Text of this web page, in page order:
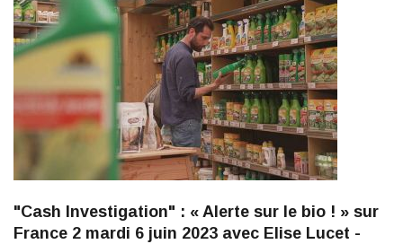
"Cash Investigation" : « Alerte sur le bio ! » sur
France 2 mardi 6 juin 2023 avec Elise Lucet -